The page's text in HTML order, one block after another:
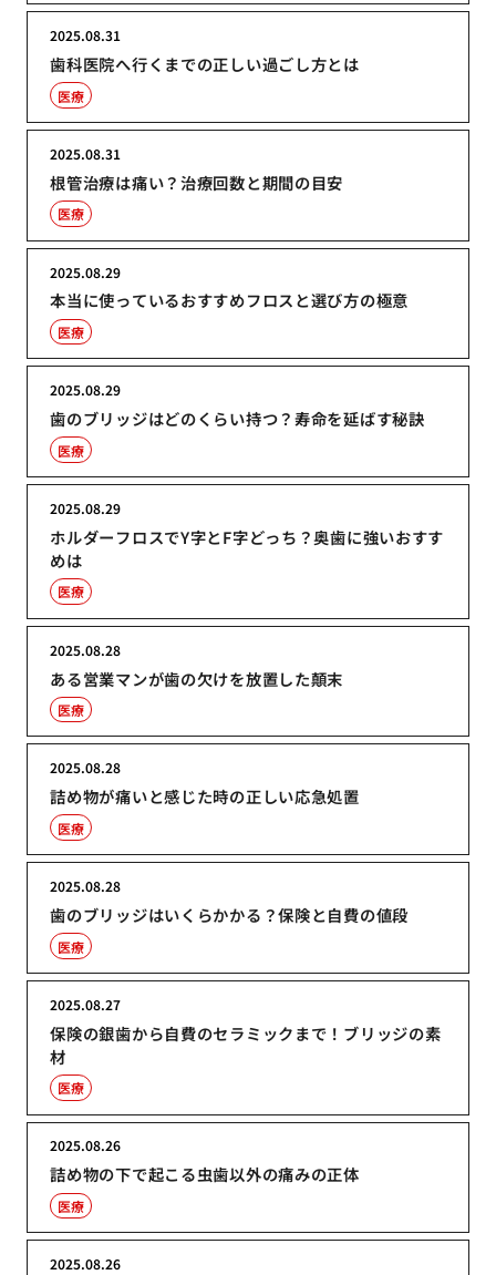
歯科医院へ行くまでの正しい過ごし方とは
2025.08.31
医療
根管治療は痛い？治療回数と期間の目安
2025.08.31
医療
本当に使っているおすすめフロスと選び方の極意
2025.08.29
医療
歯のブリッジはどのくらい持つ？寿命を延ばす秘訣
2025.08.29
医療
ホルダーフロスでY字とF字どっち？奥歯に強いおすす
めは
2025.08.29
医療
ある営業マンが歯の欠けを放置した顛末
2025.08.28
医療
詰め物が痛いと感じた時の正しい応急処置
2025.08.28
医療
歯のブリッジはいくらかかる？保険と自費の値段
2025.08.28
医療
保険の銀歯から自費のセラミックまで！ブリッジの素
材
2025.08.27
医療
詰め物の下で起こる虫歯以外の痛みの正体
2025.08.26
医療
2025.08.26